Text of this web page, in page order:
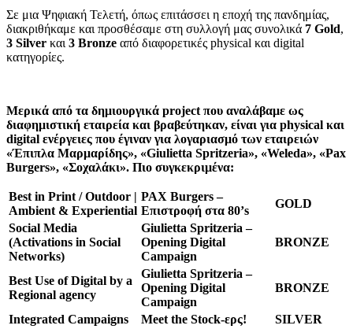
Σε μια Ψηφιακή Τελετή, όπως επιτάσσει η εποχή της πανδημίας,
διακριθήκαμε και προσθέσαμε στη συλλογή μας συνολικά 7 Gold,
3 Silver και 3 Bronze από διαφορετικές physical και digital
κατηγορίες.
Μερικά από τα δημιουργικά project που αναλάβαμε ως
διαφημιστική εταιρεία και βραβεύτηκαν, είναι για physical και
digital ενέργειες που έγιναν για λογαριασμό των εταιρειών
«Έπιπλα Μαρμαρίδης», «Giulietta Spritzeria», «Weleda», «Pax
Burgers», «Σοχαλάκι». Πιο συγκεκριμένα:
Best in Print / Outdoor |
Ambient & Experiential
PAX Burgers –
Επιστροφή στα 80’s
GOLD
Social Media
(Activations in Social
Networks)
Giulietta Spritzeria –
Opening Digital
Campaign
BRONZE
Best Use of Digital by a
Regional agency
Giulietta Spritzeria –
Opening Digital
Campaign
BRONZE
Integrated Campaigns Meet the Stock-ερς!
SILVER